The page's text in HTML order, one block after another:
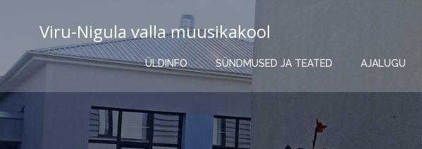
Viru-Nigula valla muusikakool
ÜLDINFO SÜNDMUSED JA TEATED AJALUGU